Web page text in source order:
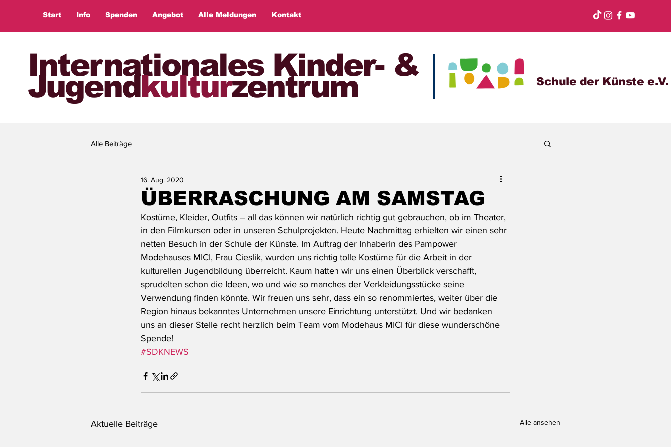
Start Info Spenden Angebot Alle Meldungen Kontakt
Internationales Kinder- &
Jugendkulturzentrum Schule der Künste e.V.
Alle Beiträge
ÜBERRASCHUNG AM SAMSTAG
16. Aug. 2020
Kostüme, Kleider, Outfits – all das können wir natürlich richtig gut gebrauchen, ob im Theater,
in den Filmkursen oder in unseren Schulprojekten. Heute Nachmittag erhielten wir einen sehr
netten Besuch in der Schule der Künste. Im Auftrag der Inhaberin des Pampower
Modehauses MICI, Frau Cieslik, wurden uns richtig tolle Kostüme für die Arbeit in der
kulturellen Jugendbildung überreicht. Kaum hatten wir uns einen Überblick verschafft,
sprudelten schon die Ideen, wo und wie so manches der Verkleidungsstücke seine
Verwendung finden könnte. Wir freuen uns sehr, dass ein so renommiertes, weiter über die
Region hinaus bekanntes Unternehmen unsere Einrichtung unterstützt. Und wir bedanken
uns an dieser Stelle recht herzlich beim Team vom Modehaus MICI für diese wunderschöne
Spende!
#SDKNEWS
Aktuelle Beiträge Alle ansehen